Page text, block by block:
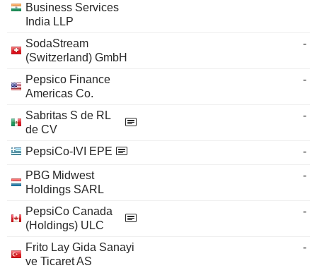
Business Services
India LLP
SodaStream
(Switzerland) GmbH
-
Pepsico Finance
Americas Co.
-
Sabritas S de RL
de CV
-
PepsiCo-IVI EPE
-
PBG Midwest
Holdings SARL
-
PepsiCo Canada
(Holdings) ULC
-
Frito Lay Gida Sanayi
ve Ticaret AS
-